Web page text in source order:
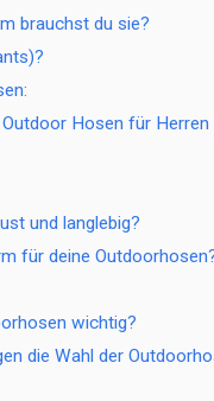
brauchst du sie?
Hosen für Herren
und langlebig?
für deine
wichtig?
die Wahl der